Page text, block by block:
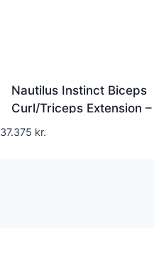
Nautilus Instinct Biceps
Curl/Triceps Extension –
2-i-1 armmaskine med 86
37.375 kr.